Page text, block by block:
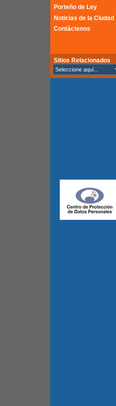
Porteño de Ley
Noticias de la Ciudad
Contáctenos
Sitios Relacionados